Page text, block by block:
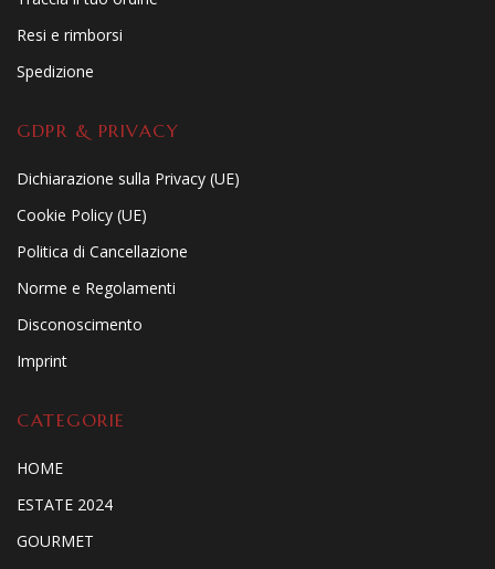
Resi e rimborsi
Spedizione
GDPR & PRIVACY
Dichiarazione sulla Privacy (UE)
Cookie Policy (UE)
Politica di Cancellazione
Norme e Regolamenti
Disconoscimento
Imprint
CATEGORIE
HOME
ESTATE 2024
GOURMET